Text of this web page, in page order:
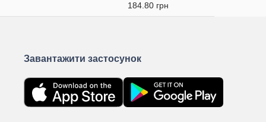
184.80 грн
Завантажити застосунок